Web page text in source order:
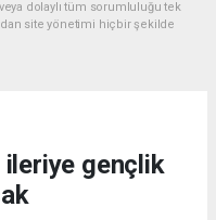
dolaylı tüm sorumluluğu tek
site yönetimi hiçbir şekilde
ileriye gençlik